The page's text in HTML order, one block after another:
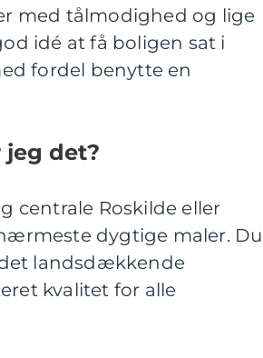
med tålmodighed og lige
idé at få boligen sat i
fordel benytte en
jeg det?
centrale Roskilde eller
dygtige maler. Du
landsdækkende
kvalitet for alle